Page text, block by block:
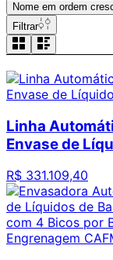
Nome em ordem
Filtrar
Linha
Envase de
R$ 331.109,40